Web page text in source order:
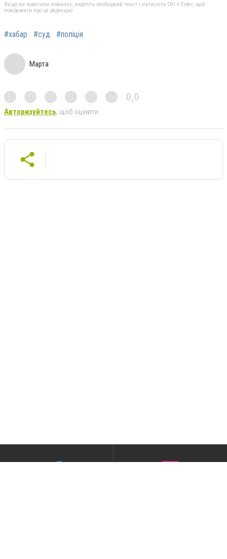
Якщо ви помітили помилку, виділіть необхідний текст і натисніть Ctrl + Enter, щоб
повідомити про це редакцію
#хабар #суд #поліція
Марта
0,0
Авторизуйтесь, щоб оцінити